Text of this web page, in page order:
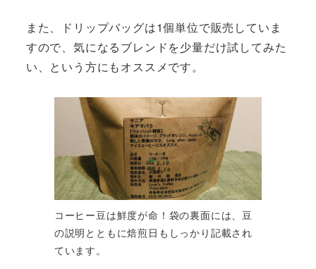
また、ドリップバッグは1個単位で販売していま
すので、気になるブレンドを少量だけ試してみた
い、という方にもオススメです。
コーヒー豆は鮮度が命！袋の裏面には、豆
の説明とともに焙煎日もしっかり記載され
ています。